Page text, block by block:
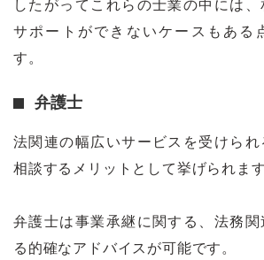
したがってこれらの士業の中には
サポートができないケースもある
す。
弁護士
法関連の幅広いサービスを受けられ
相談するメリットとして挙げられます
弁護士は事業承継に関する、法務
る的確なアドバイスが可能です。